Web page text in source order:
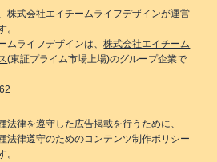
株式会社エイチームライフデザインが運営
。
ムライフデザインは、株式会社エイチーム
(東証プライム市場上場)のグループ企業で
法律を遵守した広告掲載を行うために、
法律遵守のためのコンテンツ制作ポリシー
。